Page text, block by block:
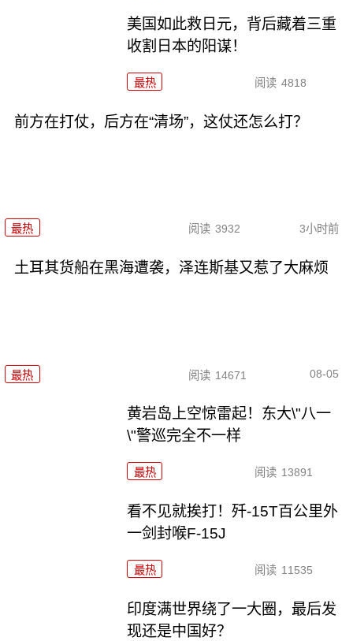
美国如此救日元，背后藏着三重
收割日本的阳谋！
最热 阅读 4818
前方在打仗，后方在“清场”，这仗还怎么打？
最热 阅读 3932 3小时前
土耳其货船在黑海遭袭，泽连斯基又惹了大麻烦
最热 阅读 14671 08-05
黄岩岛上空惊雷起！东大\"八一
\"警巡完全不一样
最热 阅读 13891
看不见就挨打！歼-15T百公里外
一剑封喉F-15J
最热 阅读 11535
印度满世界绕了一大圈，最后发
现还是中国好？